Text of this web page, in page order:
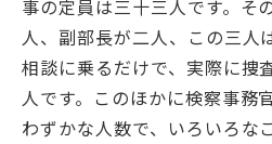
事の定員は三十三人です。そ
人、副部長が二人、この三人
相談に乗るだけで、実際に捜
人です。このほかに検察事務
わずかな人数で、いろいろな